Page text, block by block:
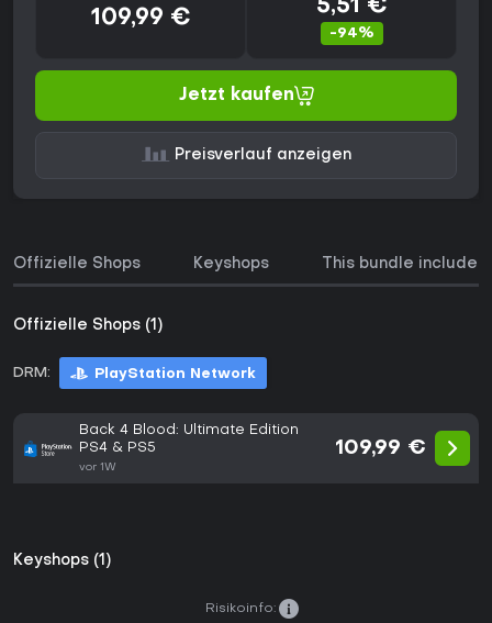
109,99 €
5,51 €
-94%
Jetzt kaufen
Preisverlauf anzeigen
Offizielle Shops Keyshops This bundle includes
Offizielle Shops (1)
DRM: PlayStation Network
Back 4 Blood: Ultimate Edition
PS4 & PS5
vor 1W
109,99 €
Keyshops (1)
Risikoinfo: